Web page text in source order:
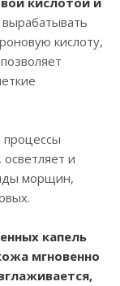
вырабатывать
кислоту,
процессы
и
морщин,
капель
мгновенно